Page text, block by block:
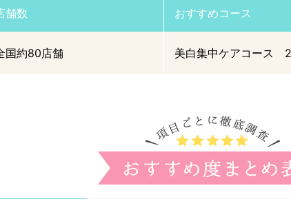
舗数 おすすめコース
国約80店舗 美白集中ケアコース 2